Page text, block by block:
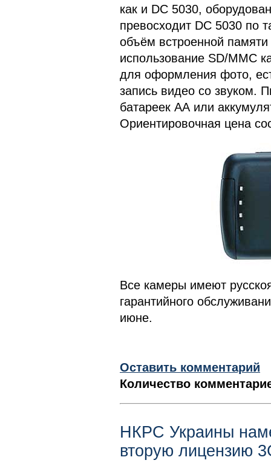
как и DC 5030,
превосходит DC 5030 по
объём встроенной
использование SD/MMC
для оформления фото,
запись видео со звуком.
батареек АА или
Ориентировочная цена
Все камеры имеют
гарантийного
июне.
Оставить комментарий
Количество
НКРС Украины
вторую лицензию